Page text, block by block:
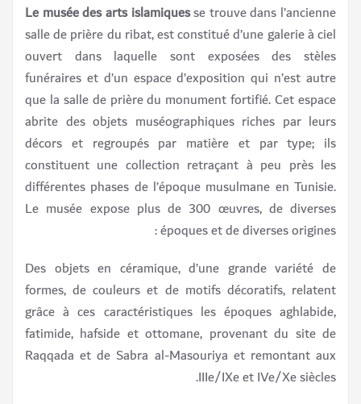
Le musée des arts islamiquesse trouve dans l’ancienne
salle de prière du ribat, est constitué d’une galerie à ciel
ouvert dans laquelle sont exposées des stèles
funéraires et d’un espace d’exposition qui n’est autre
que la salle de prière du monument fortifié. Cet espace
abrite des objets muséographiques riches par leurs
décors et regroupés par matière et par type; ils
constituent une collection retraçant à peu près les
différentes phases de l’époque musulmane en Tunisie.
Le musée expose plus de 300 œuvres, de diverses
époques et de diverses origines :
Des objets en céramique, d’une grande variété de
formes, de couleurs et de motifs décoratifs, relatent
grâce à ces caractéristiques les époques aghlabide,
fatimide, hafside et ottomane, provenant du site de
Raqqada et de Sabra al-Masouriya et remontant aux
IIIe/IXe et IVe/Xe siècles.